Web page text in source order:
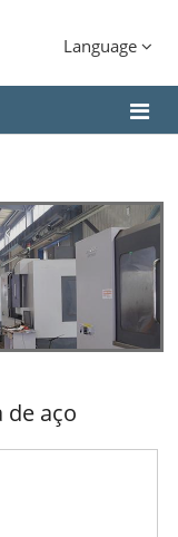
Language
de aço